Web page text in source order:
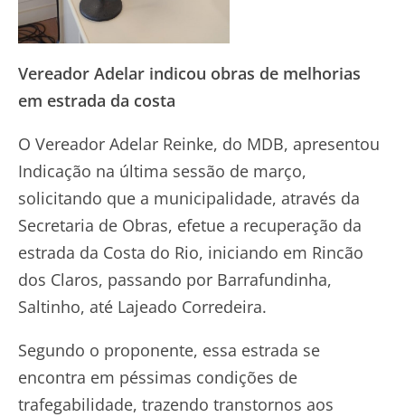
Vereador Adelar indicou obras de melhorias
em estrada da costa
O Vereador Adelar Reinke, do MDB, apresentou
Indicação na última sessão de março,
solicitando que a municipalidade, através da
Secretaria de Obras, efetue a recuperação da
estrada da Costa do Rio, iniciando em Rincão
dos Claros, passando por Barrafundinha,
Saltinho, até Lajeado Corredeira.
Segundo o proponente, essa estrada se
encontra em péssimas condições de
trafegabilidade, trazendo transtornos aos